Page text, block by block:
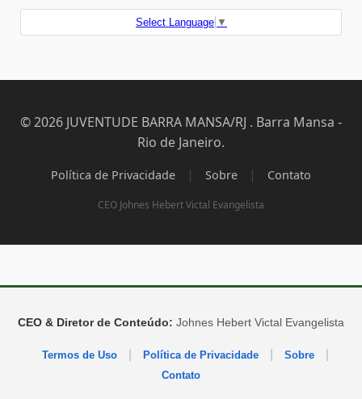
Select Language ▼
© 2026 JUVENTUDE BARRA MANSA/RJ . Barra Mansa -
Rio de Janeiro.
Política de Privacidade | Sobre | Contato
CEO Johnes Hebert Victal Evangelista
CEO & Diretor de Conteúdo: Johnes Hebert Victal Evangelista
Termos de Uso Política de Privacidade Sobre
Contato